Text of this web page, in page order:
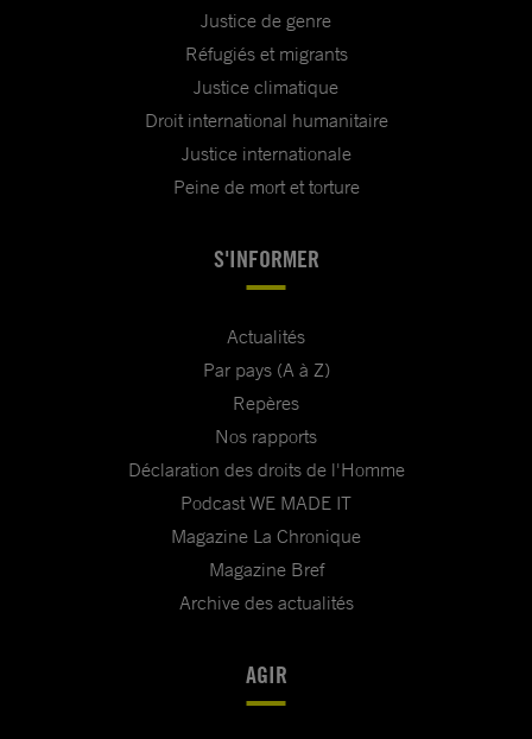
Justice de genre
Réfugiés et migrants
Justice climatique
Droit international humanitaire
Justice internationale
Peine de mort et torture
S'INFORMER
Actualités
Par pays (A à Z)
Repères
Nos rapports
Déclaration des droits de l'Homme
Podcast WE MADE IT
Magazine La Chronique
Magazine Bref
Archive des actualités
AGIR